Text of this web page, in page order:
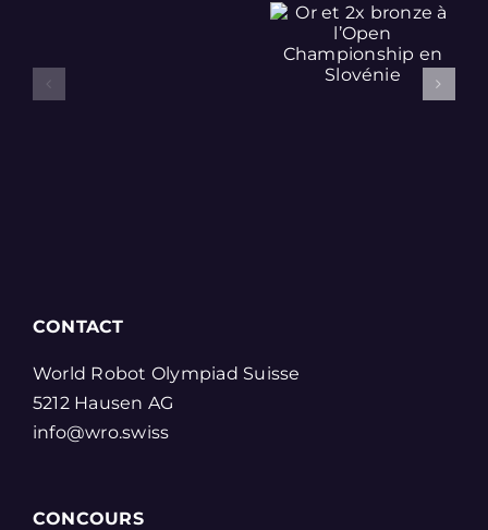
CONTACT
World Robot Olympiad Suisse
5212 Hausen AG
info@wro.swiss
CONCOURS